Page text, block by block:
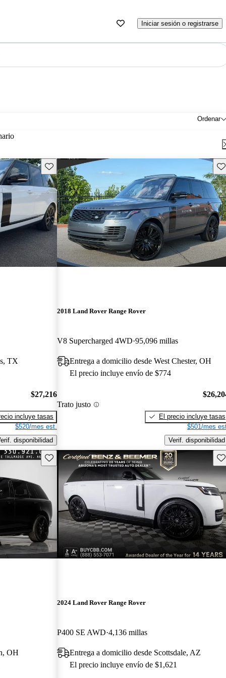
Iniciar sesión o registrarse
Ordenar
Guarda este Aviso
TX
$27,216
incluye tasas
$520/mes est.
disponibilidad
2018 Land Rover Range Rover
V8 Supercharged 4WD 95,096 millas
Entrega a domicilio desde West Chester, OH
El precio incluye envío de $774
Trato justo
El precio incluye tasas
$501/mes
Verif. disponibilidad
Guarda este Aviso
OH
2024 Land Rover Range Rover
P400 SE AWD 4,136 millas
Entrega a domicilio desde Scottsdale, AZ
El precio incluye envío de $1,621